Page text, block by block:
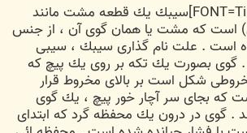
[FONT=Times New Roman]سيبك يك قطعه مشت مانند
است كه مشت يا همان گوی آن ، از جنس
است . علت نام گذاری سيبك ، سيبی
بصورت يك تكه بر روی يك پيچ كه
شكل است بر بالای مخروط قرار
كه بجای سر آچار خور پيچ ، يك گوی
گوی در درون يك محفظه گرد كه ابتدای